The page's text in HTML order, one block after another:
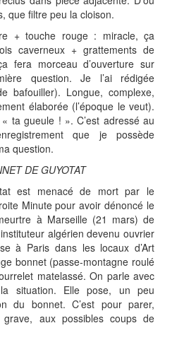
que filtre peu la cloison.
+ touche rouge : miracle, ça
caverneux + grattements de
fera morceau d’ouverture sur
question. Je l’ai rédigée
bafouiller). Longue, complexe,
élaborée (l’époque le veut).
ta gueule ! ». C’est adressé au
que je possède
question.
DE GUYOTAT
est menacé de mort par le
Minute pour avoir dénoncé le
à Marseille (21 mars) de
algérien devenu ouvrier
à Paris dans les locaux d’Art
bonnet (passe-montagne roulé
matelassé. On parle avec
situation. Elle pose, un peu
du bonnet. C’est pour parer,
aux possibles coups de